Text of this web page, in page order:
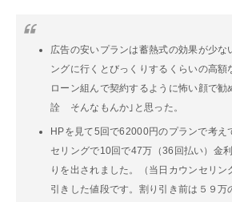
広告の安いプランは蓄熱式の効果が少な
ングに行くとびっくりするくらいの高額
ローン組んで契約するように怖い顔で勧
詮 そんなもんか｣と思った。
HPを見て5回で62000円のプランで考え
セリングで10回で47万（36回払い）金
りを出されました。（当日カウンセリン
引きした値段です。割り引き前は５９万